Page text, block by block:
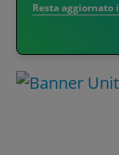
Resta